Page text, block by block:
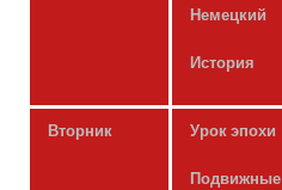
Немецкий
История
Вторник Урок эпохи
Подвижные